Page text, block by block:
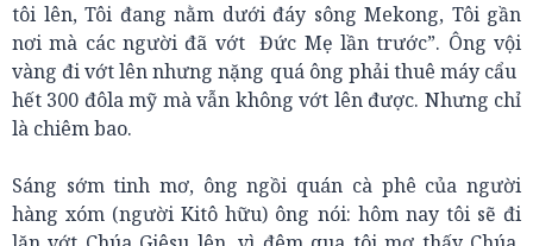
tôi lên, Tôi đang nằm dưới đáy sông Mekong, Tôi gần
nơi mà các người đã vớt Đức Mẹ lần trước”. Ông vội
vàng đi vớt lên nhưng nặng quá ông phải thuê máy cẩu
hết 300 đôla mỹ mà vẫn không vớt lên được. Nhưng chỉ
là chiêm bao.
Sáng sớm tinh mơ, ông ngồi quán cà phê của người
hàng xóm (người Kitô hữu) ông nói: hôm nay tôi sẽ đi